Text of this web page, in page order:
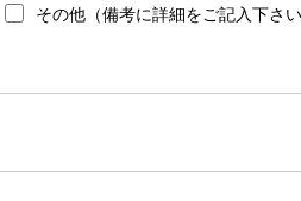
その他（備考に詳細をご記入下さい